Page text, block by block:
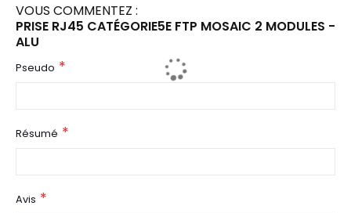
VOUS COMMENTEZ :
PRISE RJ45 CATÉGORIE5E FTP MOSAIC 2 MODULES -
ALU
Pseudo
Résumé
Avis